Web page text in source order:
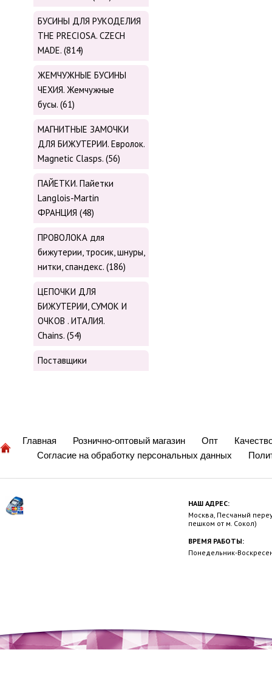
БУСИНЫ ДЛЯ РУКОДЕЛИЯ
THE PRECIOSA. CZECH
MADE. (814)
ЖЕМЧУЖНЫЕ БУСИНЫ
ЧЕХИЯ. Жемчужные
бусы. (61)
МАГНИТНЫЕ ЗАМОЧКИ
ДЛЯ БИЖУТЕРИИ. Евролок.
Magnetic Сlasps. (56)
ПАЙЕТКИ. Пайетки
Langlois-Martin
ФРАНЦИЯ (48)
ПРОВОЛОКА для
бижутерии, тросик, шнуры,
нитки, cпандекс. (186)
ЦЕПОЧКИ ДЛЯ
БИЖУТЕРИИ, СУМОК И
ОЧКОВ . ИТАЛИЯ.
Chains. (54)
Поставщики
Главная Рознично-оптовый магазин Опт
Согласие на обработку персональных данных
НАШ АДРЕС:
Москва, Песчаный
пешком от м. Сокол)
ВРЕМЯ РАБОТЫ:
Понедельник-